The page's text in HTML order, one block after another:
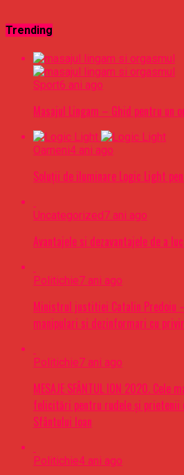
Trending
Sport6 ani ago
Masajul Lingam – Ghid pentru un
Oameni4 ani ago
Soluții de iluminare Logic Light
Uncategorized7 ani ago
Avantajele si dezavantajele de a
Politichie7 ani ago
Ministrul justitiei Catalin Predoiu
manipulari si dezinformari cu
Politichie7 ani ago
MESAJE SFÂNTUL ION 2020. Cele
felicitări pentru rudele şi prietenii
Sfântului Ioan
Politichie4 ani ago